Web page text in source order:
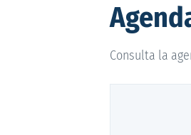
Consulta la